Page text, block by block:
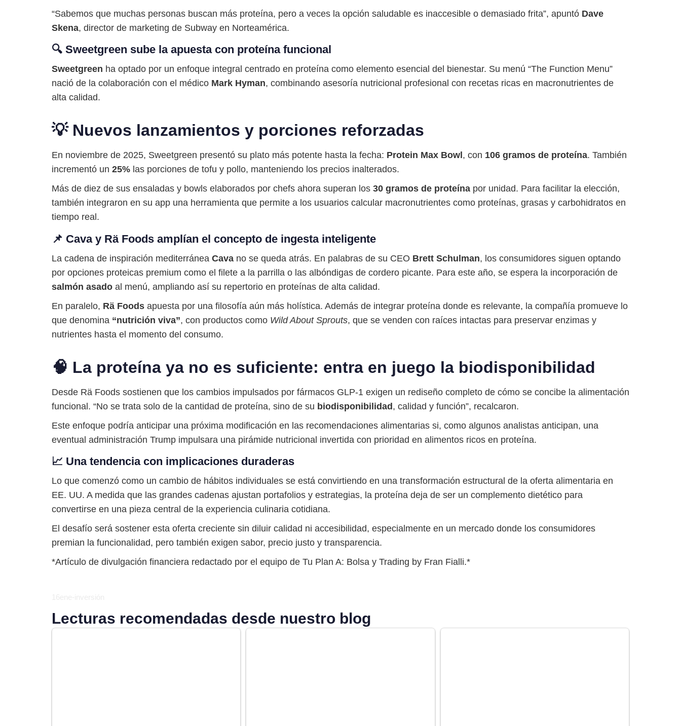
“Sabemos que muchas personas buscan más proteína, pero a veces la opción saludable es inaccesible o demasiado frita”, apuntó Dave
Skena, director de marketing de Subway en Norteamérica.
🔍 Sweetgreen sube la apuesta con proteína funcional
Sweetgreen ha optado por un enfoque integral centrado en proteína como elemento esencial del bienestar. Su menú “The Function Menu”
nació de la colaboración con el médico Mark Hyman, combinando asesoría nutricional profesional con recetas ricas en macronutrientes de
alta calidad.
💡 Nuevos lanzamientos y porciones reforzadas
En noviembre de 2025, Sweetgreen presentó su plato más potente hasta la fecha: Protein Max Bowl , con 106 gramos de proteína. También
incrementó un 25% las porciones de tofu y pollo, manteniendo los precios inalterados.
Más de diez de sus ensaladas y bowls elaborados por chefs ahora superan los 30 gramos de proteína por unidad. Para facilitar la elección,
también integraron en su app una herramienta que permite a los usuarios calcular macronutrientes como proteínas, grasas y carbohidratos en
tiempo real.
📌 Cava y Rä Foods amplían el concepto de ingesta inteligente
La cadena de inspiración mediterránea Cava no se queda atrás. En palabras de su CEO Brett Schulman, los consumidores siguen optando
por opciones proteicas premium como el filete a la parrilla o las albóndigas de cordero picante. Para este año, se espera la incorporación de
salmón asado al menú, ampliando así su repertorio en proteínas de alta calidad.
En paralelo, Rä Foods apuesta por una filosofía aún más holística. Además de integrar proteína donde es relevante, la compañía promueve lo
que denomina “nutrición viva”, con productos como Wild About Sprouts, que se venden con raíces intactas para preservar enzimas y
nutrientes hasta el momento del consumo.
🧠 La proteína ya no es suficiente: entra en juego la biodisponibilidad
Desde Rä Foods sostienen que los cambios impulsados por fármacos GLP-1 exigen un rediseño completo de cómo se concibe la alimentación
funcional. “No se trata solo de la cantidad de proteína, sino de su biodisponibilidad, calidad y función”, recalcaron.
Este enfoque podría anticipar una próxima modificación en las recomendaciones alimentarias si, como algunos analistas anticipan, una
eventual administración Trump impulsara una pirámide nutricional invertida con prioridad en alimentos ricos en proteína.
📈 Una tendencia con implicaciones duraderas
Lo que comenzó como un cambio de hábitos individuales se está convirtiendo en una transformación estructural de la oferta alimentaria en
EE. UU. A medida que las grandes cadenas ajustan portafolios y estrategias, la proteína deja de ser un complemento dietético para
convertirse en una pieza central de la experiencia culinaria cotidiana.
El desafío será sostener esta oferta creciente sin diluir calidad ni accesibilidad, especialmente en un mercado donde los consumidores
premian la funcionalidad, pero también exigen sabor, precio justo y transparencia.
*Artículo de divulgación financiera redactado por el equipo de Tu Plan A: Bolsa y Trading by Fran Fialli.*
Lecturas recomendadas desde nuestro blog